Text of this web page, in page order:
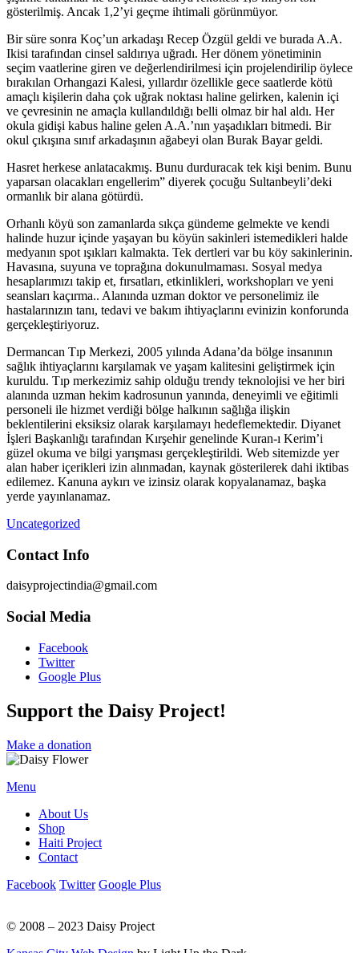
gösterilmiş. Ancak 1,2’yi geçme ihtimali görünmüyor.
Bir süre sonra Koç’un arkadaşı Recep Özgül geldi ve burada A.A.
Ikisi tarafından cinsel saldırıya uğradı. Her dönem yönetiminin
seçim vaatlerine giren ve değerlendirilmesi için projelendirilip öylece
bırakılan Orhangazi Kalesi, yıllardır özellikle gece saatlerde kötü
amaçlı kişilerin daha çok uğrak noktası haline gelirken, kalenin içi
ve çevresinin ne amaçla kullandıldığı belli olmaz bir hal aldı. Her
okula gidişi kabus haline gelen A.A.’nın yaşadıkları bitmedi. Bir
okul çıkışına sınıf arkadaşının ağabeyi olan Burak Bayar geldi.
Hasret herkese anlatacakmış. Bunu durduracak tek kişi benim. Bunu
yaparsan olacakları engellerim” diyerek çocuğu Sultanbeyli’deki
ormanlık bir alana götürdü.
Orhanlı köyü son zamanlarda sıkça gündeme gelmekte ve kendi
halinde huzur içinde yaşayan bu köyün sakinleri istemedikleri halde
medyanın spot ışıkları kalmakta. Tek dertleri var bu köy sakinlerinin.
Havasına, suyuna ve toprağına dokunulmaması. Sosyal medya
hesaplarımızı takip et, fırsatları, etkinlikleri, workshopları ve yeni
seansları kaçırma.. Alanında uzman doktor ve personelimiz ile
hastalarınızın tanı, tedavi ve bakım ihtiyaçlarını evinizin konforunda
gerçekleştiriyoruz.
Dermancan Tıp Merkezi, 2005 yılında Adana’da bölge insanının
sağlık ihtiyaçlarını karşılamak ve yaşam kalitesini geliştirmek için
kuruldu. Tıp merkezimiz sahip olduğu trendy teknolojisi ve her biri
alanında uzman hekim kadrosunun yanında, deneyimli ve eğitimli
personeli ile hizmet verdiği bölge halkının sağlığa ilişkin
beklentilerini eksiksiz olarak karşılamayı hedeflemektedir. Diyanet
İşleri Başkanlığı tarafından Kırşehir genelinde Kuran-ı Kerim’i
güzel okuma ve bilgi yarışması gerçekleştirildi. Web sitemizde yer
alan haber içerikleri izin alınmadan, kaynak gösterilerek dahi iktibas
edilemez. Kanuna aykırı ve izinsiz olarak kopyalanamaz, başka
yerde yayınlanamaz.
Uncategorized
Contact Info
daisyprojectindia@gmail.com
Social Media
Facebook
Twitter
Google Plus
Support the Daisy Project!
Make a donation
Menu
About Us
Shop
Haiti Project
Contact
Facebook Twitter Google Plus
© 2008 – 2023 Daisy Project